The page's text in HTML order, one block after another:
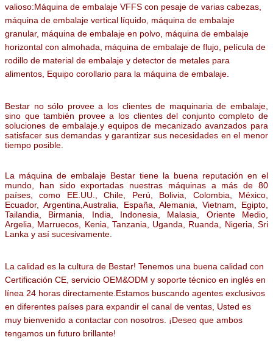
maquinaria de embalaje, proporcionamos a un cliente
valioso:Máquina de embalaje VFFS con pesaje de varias cabezas,
máquina de embalaje vertical líquido, máquina de embalaje
granular, máquina de embalaje en polvo, máquina de embalaje
horizontal con almohada, máquina de embalaje de flujo, película de
rodillo de material de embalaje y detector de metales para
Bestar no sólo provee a los clientes de maquinaria de embalaje,
sino que también provee a los clientes del conjunto completo de
soluciones de embalaje.y equipos de mecanizado avanzados para
satisfacer sus demandas y garantizar sus necesidades en el menor
La máquina de embalaje Bestar tiene la buena reputación en el
mundo, han sido exportadas nuestras máquinas a más de 80
países, como EE.UU., Chile, Perú, Bolivia, Colombia, México,
Ecuador, Argentina,Australia, España, Alemania, Vietnam, Egipto,
Tailandia, Birmania, India, Indonesia, Malasia, Oriente Medio,
Argelia, Marruecos, Kenia, Tanzania, Uganda, Ruanda, Nigeria, Sri
La calidad es la cultura de Bestar! Tenemos una buena calidad con
Certificación CE, servicio OEM&ODM y soporte técnico en inglés en
línea 24 horas directamente.Estamos buscando agentes exclusivos
en diferentes países para expandir el canal de ventas, Usted es
muy bienvenido a contactar con nosotros.